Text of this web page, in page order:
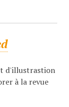
d'illustrastion
à la revue